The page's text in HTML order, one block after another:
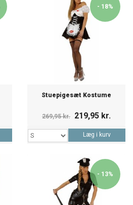
- 18%
Stuepigesæt Kostume
269,95 kr. 219,95 kr.
Læg i kurv
- 13%